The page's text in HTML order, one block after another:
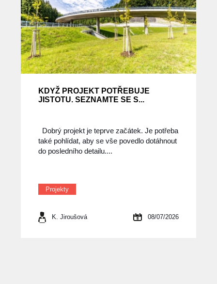
KDYŽ PROJEKT POTŘEBUJE
JISTOTU. SEZNAMTE SE S...
Dobrý projekt je teprve začátek. Je potřeba
také pohlídat, aby se vše povedlo dotáhnout
do posledního detailu....
Projekty
K. Jiroušová 08/07/2026